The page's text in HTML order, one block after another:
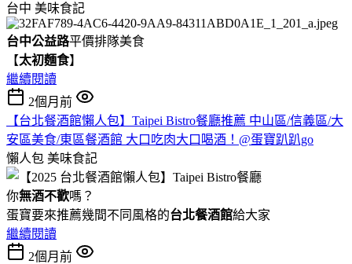
台中 美味食記
台中公益路平價排隊美食
【太初麵食】
繼續閱讀
2個月前
【台北餐酒館懶人包】Taipei Bistro餐廳推薦 中山區/信義區/大
安區美食/東區餐酒館 大口吃肉大口喝酒！@蛋寶趴趴go
懶人包 美味食記
你無酒不歡嗎？
蛋寶要來推薦幾間不同風格的台北餐酒館給大家
繼續閱讀
2個月前